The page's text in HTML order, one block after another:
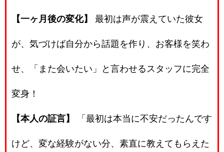
【一ヶ月後の変化】 最初は声が震えていた彼女
が、気づけば自分から話題を作り、お客様を笑わ
せ、「また会いたい」と言わせるスタッフに完全
変身！
【本人の証言】 「最初は本当に不安だったんです
けど、変な経験がない分、素直に教えてもらえた